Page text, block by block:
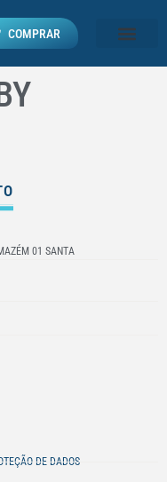
COMPRAR
01 SANTA
DE DADOS